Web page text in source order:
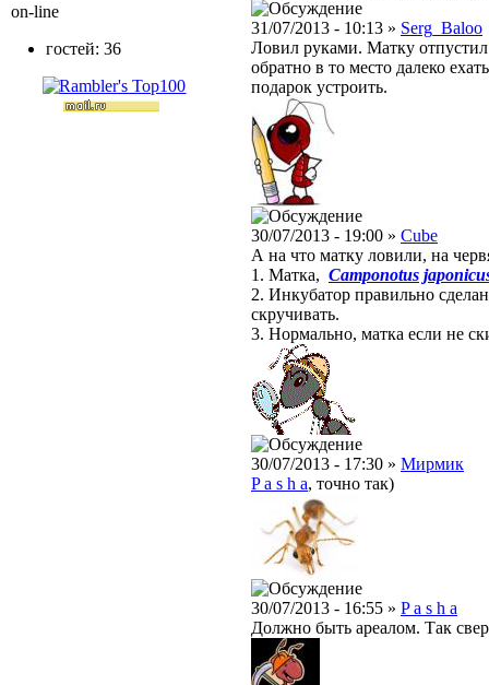
31/07/2013 - 10:13 » Serg_Baloo
Ловил руками. Матку
обратно в то место далеко
подарок устроить.
30/07/2013 - 19:00 » Cube
А на что матку ловили, на
1. Матка, Camponotus
2. Инкубатор правильно
скручивать.
3. Нормально, матка если не
30/07/2013 - 17:30 » Мирмик
P a s h a, точно так)
30/07/2013 - 16:55 » P a s h a
Должно быть ареалом. Так
on-line
гостей: 36